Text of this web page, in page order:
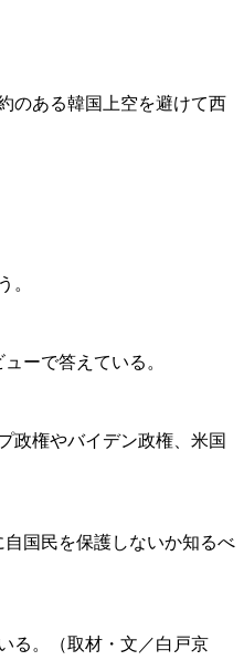
のある韓国上空を避けて西
。
ーで答えている。
政権やバイデン政権、米国
国民を保護しないか知るべ
る。（取材・文／白戸京